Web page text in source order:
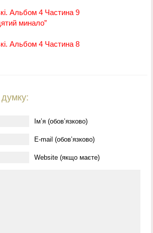
Альбом 4 Частина 9
минало”
Альбом 4 Частина 8
Ім’я (обов’язково)
E-mail (обов’язково)
Website (якщо маєте)